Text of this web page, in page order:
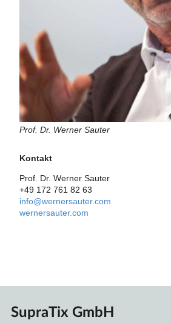
Prof. Dr. Werner Sauter
Kontakt
Prof. Dr. Werner Sauter
+49 172 761 82 63
info@wernersauter.com
wernersauter.com
SupraTix GmbH